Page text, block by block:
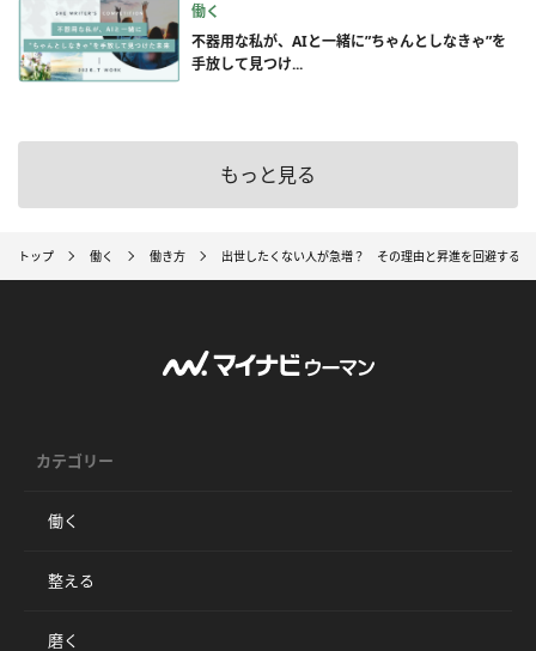
働く
不器用な私が、AIと一緒に”ちゃんとしなきゃ”を
手放して見つけ...
もっと見る
トップ 働く 働き方 出世したくない人が急増？ その理由と昇進を回避するコ
カテゴリー
働く
整える
磨く